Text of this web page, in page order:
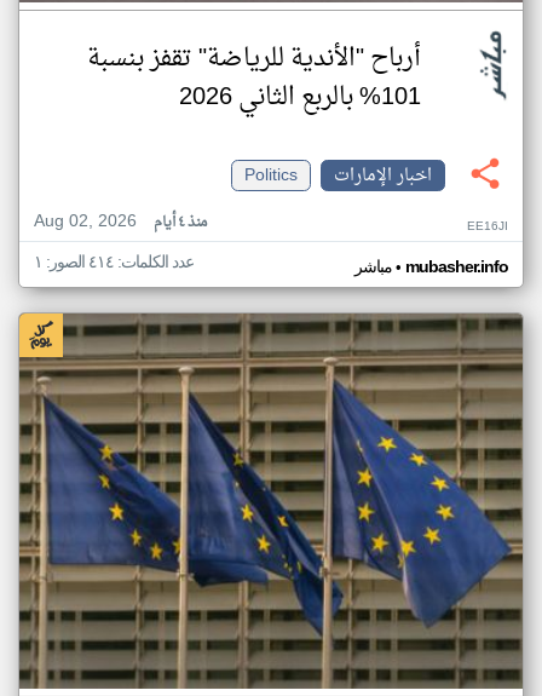
أرباح "الأندية للرياضة" تقفز بنسبة
101% بالربع الثاني 2026
اخبار الإمارات
Politics
Aug 02, 2026
منذ ٤ أيام EE16JI
مباشر• mubasher.info عدد الكلمات: ٤١٤ الصور: ١